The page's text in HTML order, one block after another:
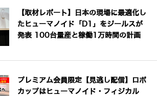
【取材レポート】日本の現場に最適化し
たヒューマノイド「D1」をジールスが
発表 100台量産と稼働1万時間の計画
プレミアム会員限定【見逃し配信】ロボ
カップはヒューマノイド・フィジカル